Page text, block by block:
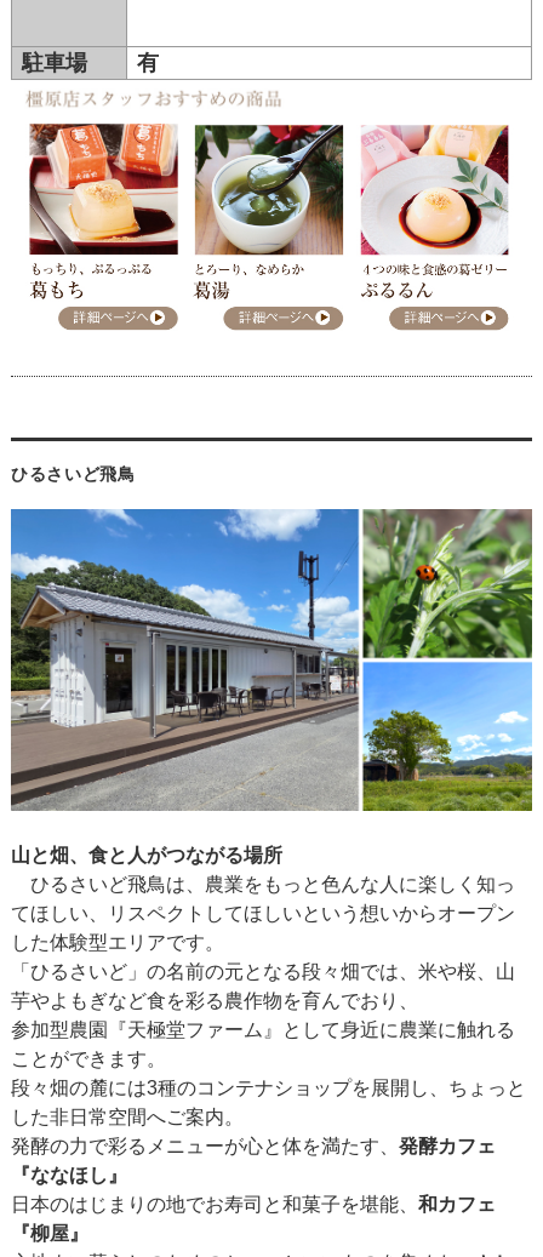
駐車場 有
ひるさいど飛鳥
山と畑、食と人がつながる場所
ひるさいど飛鳥は、農業をもっと色んな人に楽しく知っ
てほしい、リスペクトしてほしいという想いからオープン
した体験型エリアです。
「ひるさいど」の名前の元となる段々畑では、米や桜、山
芋やよもぎなど食を彩る農作物を育んでおり、
参加型農園『天極堂ファーム』として身近に農業に触れる
ことができます。
段々畑の麓には3種のコンテナショップを展開し、ちょっと
した非日常空間へご案内。
発酵の力で彩るメニューが心と体を満たす、 発酵カフェ
『ななほし』
日本のはじまりの地でお寿司と和菓子を堪能、 和カフェ
『柳屋』